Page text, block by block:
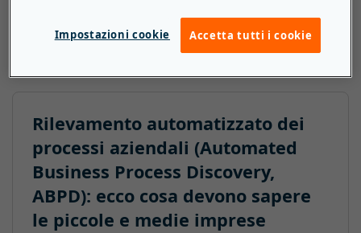
specifici e sul modo in cui le modifiche a tali processi
possono influire sul flusso di lavoro.
Rilevamento automatizzato dei
processi aziendali (Automated
Business Process Discovery,
ABPD): ecco cosa devono sapere
le piccole e medie imprese
Impostazioni cookie Accetta tutti i cookie